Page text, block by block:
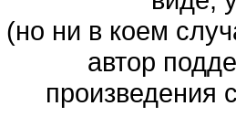
(но ни в коем
автор
произведения